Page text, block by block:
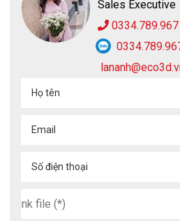
Trước khi sử dụng khẩu trang,
Sales Executive
0334.789.967
Họ tên
Email
Số điện thoại